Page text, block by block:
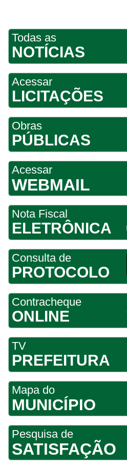
Todas as
NOTÍCIAS
Acessar
LICITAÇÕES
Obras
PÚBLICAS
Acessar
WEBMAIL
Nota Fiscal
ELETRÔNICA
Consulta de
PROTOCOLO
Contracheque
ONLINE
TV
PREFEITURA
Mapa do
MUNICÍPIO
Pesquisa de
SATISFAÇÃO